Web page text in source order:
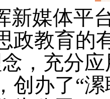
新媒体平
政教育的
，充分
创办了“